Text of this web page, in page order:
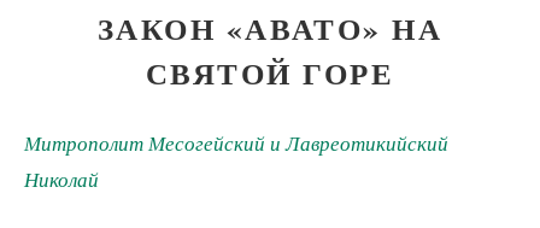
ЗАКОН «АВАТО» НА
СВЯТОЙ ГОРЕ
Митрополит Месогейский и Лавреотикийский
Николай